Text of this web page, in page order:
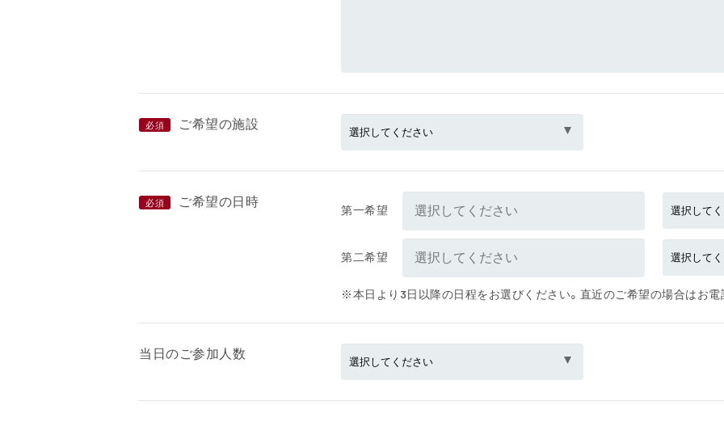
必須 ご希望の施設
必須 ご希望の日時
第一希望
第二希望
※本日より3日以降の日程をお選びください。直近のご希望の場合はお電
当日のご参加人数